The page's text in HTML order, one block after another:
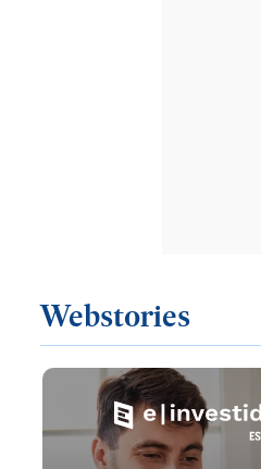
Webstories